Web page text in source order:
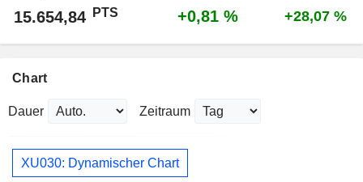
15.654,84 PTS +0,81 % +28,07 %
Chart
Dauer Zeitraum
XU030: Dynamischer Chart